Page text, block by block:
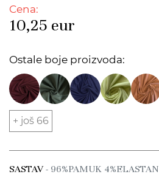
Cena:
10,25 eur
Ostale boje proizvoda:
+ još 66
SASTAV- 96%PAMUK 4%ELASTAN